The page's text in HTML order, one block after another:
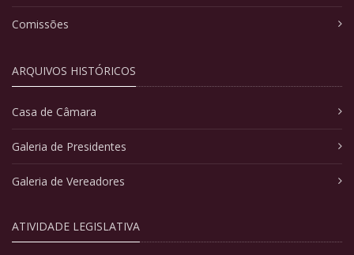
Comissões
ARQUIVOS HISTÓRICOS
Casa de Câmara
Galeria de Presidentes
Galeria de Vereadores
ATIVIDADE LEGISLATIVA